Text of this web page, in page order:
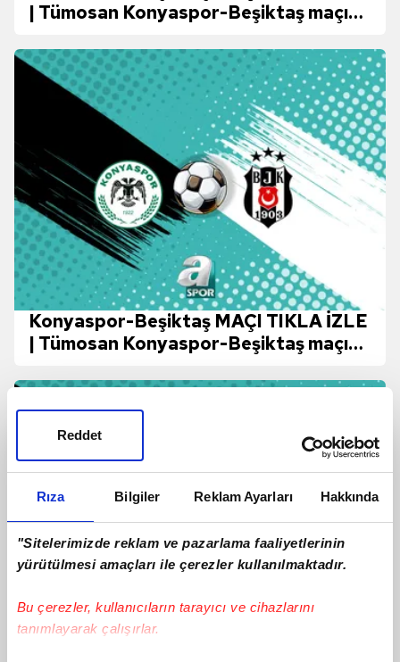
Rıza Bilgiler Reklam Ayarları Hakkında
"Sitelerimizde reklam ve pazarlama faaliyetlerinin
yürütülmesi amaçları ile çerezler kullanılmaktadır.
Bu çerezler, kullanıcıların tarayıcı ve cihazlarını
tanımlayarak çalışırlar.
Reddet
| Tümosan Konyaspor-Beşiktaş maçı
maçı nasıl izlenir?
Konyaspor-Beşiktaş MAÇI TIKLA İZLE
| Tümosan Konyaspor-Beşiktaş maçı
maçı nasıl izlenir?